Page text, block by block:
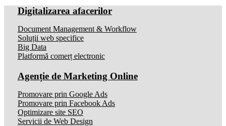
Digitalizarea afacerilor
Document Management & Workflow
Soluții web specifice
Big Data
Platformă comerț electronic
Agenție de Marketing Online
Promovare prin Google Ads
Promovare prin Facebook Ads
Optimizare site SEO
Servicii de Web Design